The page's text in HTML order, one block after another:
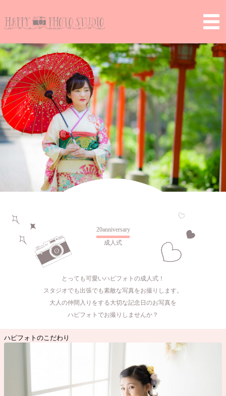
20anniversary
成人式
とっても可愛いハピフォトの成人式！
スタジオでも出張でも素敵な写真をお撮りします。
大人の仲間入りをする大切な記念日のお写真を
ハピフォトでお撮りしませんか？
ハピフォトのこだわり